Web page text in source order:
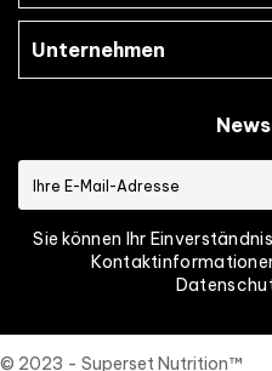
Unternehmen
Sie können Ihr
© 2023 - Superset Nutrition™